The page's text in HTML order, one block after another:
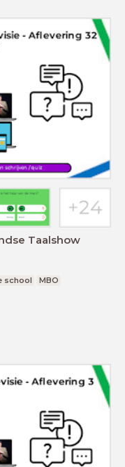
Taalshow
school
MBO